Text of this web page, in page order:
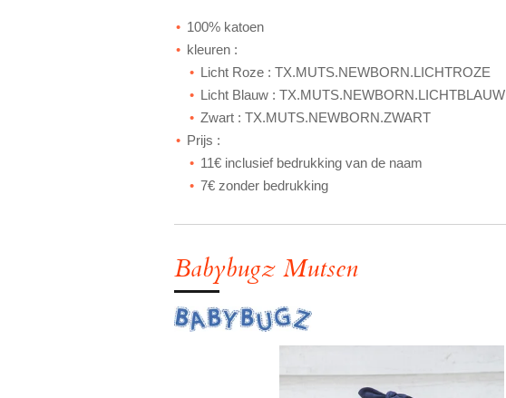
100% katoen
kleuren :
Licht Roze : TX.MUTS.NEWBORN.LICHTROZE
Licht Blauw : TX.MUTS.NEWBORN.LICHTBLAUW
Zwart : TX.MUTS.NEWBORN.ZWART
Prijs :
11€ inclusief bedrukking van de naam
7€ zonder bedrukking
Babybugz Mutsen